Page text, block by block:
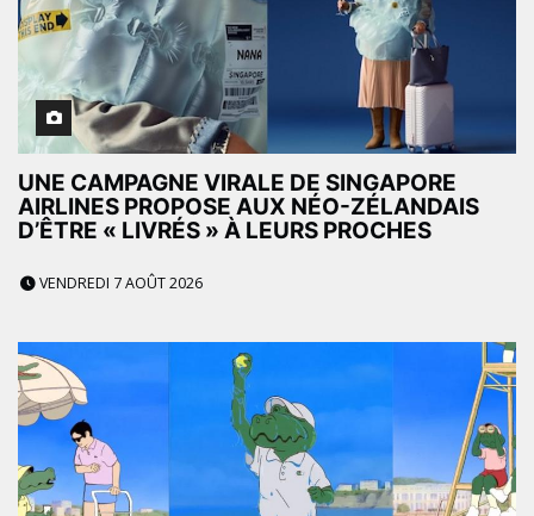
UNE CAMPAGNE VIRALE DE SINGAPORE
AIRLINES PROPOSE AUX NÉO-ZÉLANDAIS
D’ÊTRE « LIVRÉS » À LEURS PROCHES
VENDREDI 7 AOÛT 2026